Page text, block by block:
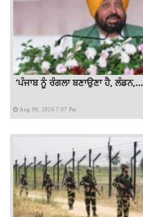
‘ਪੰਜਾਬ ਨੂੰ ਰੰਗਲਾ ਬਣਾਉਣਾ ਹੈ, ਲੰਡਨ,...
Aug 09, 2026 7:07 Pm